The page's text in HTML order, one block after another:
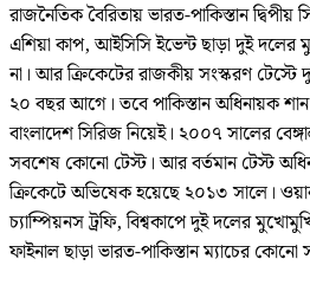
রাজনৈতিক বৈরিতায় ভারত-পাকিস্তান
এশিয়া কাপ, আইসিসি ইভেন্ট ছাড়া দুই
না। আর ক্রিকেটের রাজকীয় সংস্করণ টেস্টে দুই
২০ বছর আগে। তবে পাকিস্তান অধিনায়ক
বাংলাদেশ সিরিজ নিয়েই। ২০০৭ সালের
সবশেষ কোনো টেস্ট। আর বর্তমান টেস্ট
ক্রিকেটে অভিষেক হয়েছে ২০১৩ সালে।
চ্যাম্পিয়নস ট্রফি, বিশ্বকাপে দুই দলের
ফাইনাল ছাড়া ভারত-পাকিস্তান ম্যাচের কোনো